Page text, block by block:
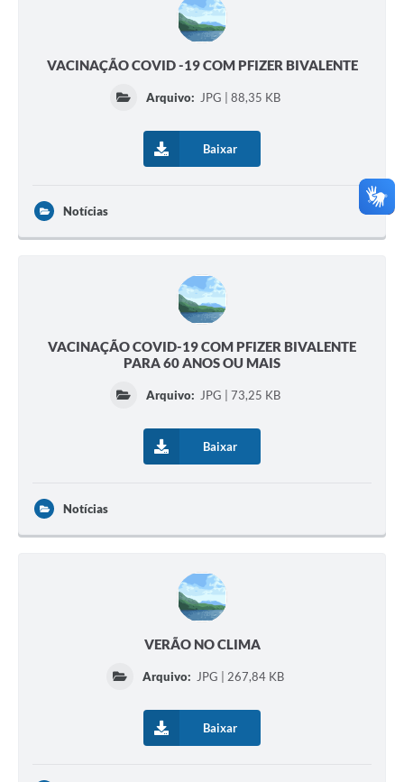
VACINAÇÃO COVID -19 COM PFIZER BIVALENTE
Arquivo: JPG | 88,35 KB
Baixar
Notícias
VACINAÇÃO COVID-19 COM PFIZER BIVALENTE
PARA 60 ANOS OU MAIS
Arquivo: JPG | 73,25 KB
Baixar
Notícias
VERÃO NO CLIMA
Arquivo: JPG | 267,84 KB
Baixar